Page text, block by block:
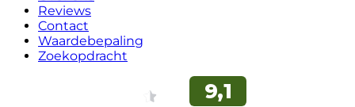
Reviews
Contact
Waardebepaling
Zoekopdracht